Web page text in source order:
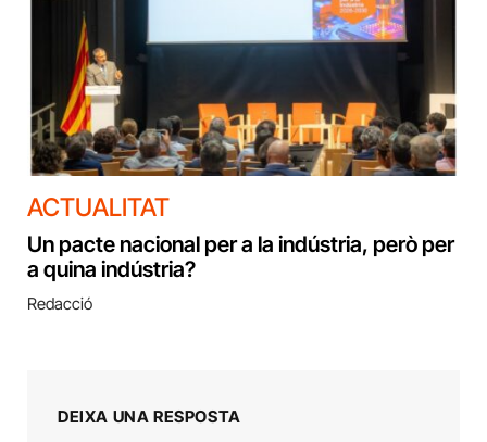
ACTUALITAT
Un pacte nacional per a la indústria, però per
a quina indústria?
Redacció
DEIXA UNA RESPOSTA